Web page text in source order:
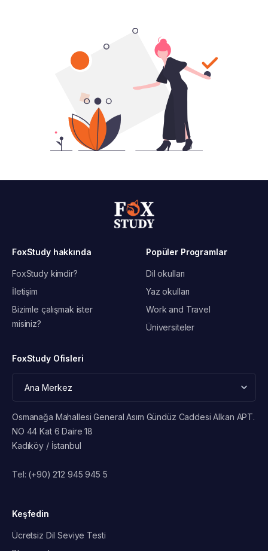
FoxStudy hakkında
FoxStudy kimdir?
İletişim
Bizimle çalışmak ister
misiniz?
Popüler Programlar
Dil okulları
Yaz okulları
Work and Travel
Üniversiteler
FoxStudy Ofisleri
Osmanağa Mahallesi General Asım Gündüz Caddesi Alkan APT.
NO 44 Kat 6 Daire 18
Kadıköy / İstanbul
Tel: (+90) 212 945 945 5
Keşfedin
Ücretsiz Dil Seviye Testi